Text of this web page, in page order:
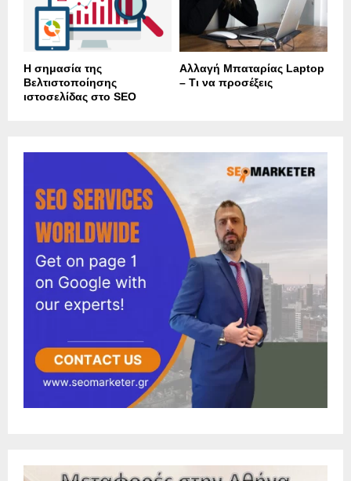
Η σημασία της
Βελτιστοποίησης
ιστοσελίδας στο SEO
Αλλαγή Μπαταρίας Laptop
– Τι να προσέξεις